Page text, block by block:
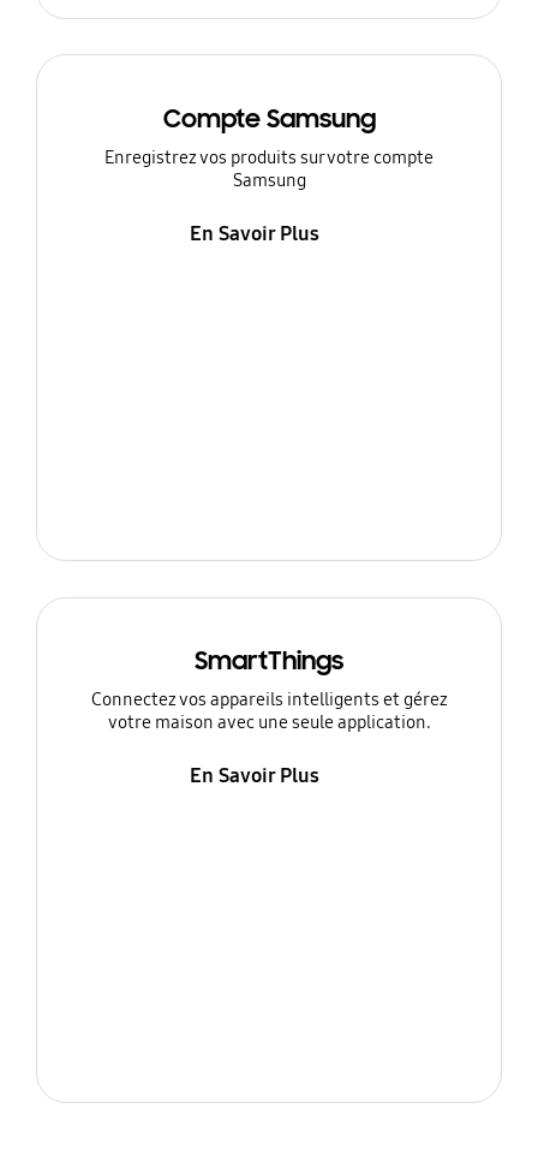
Compte Samsung
Enregistrez vos produits sur votre compte
Samsung
En Savoir Plus
SmartThings
Connectez vos appareils intelligents et gérez
votre maison avec une seule application.
En Savoir Plus